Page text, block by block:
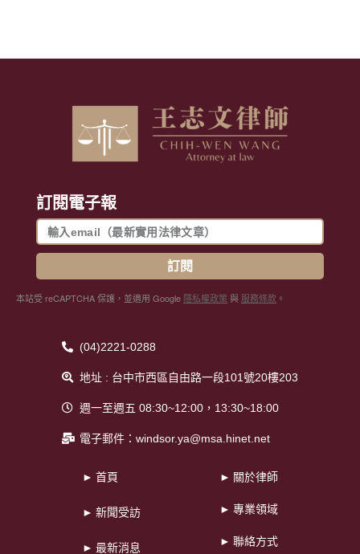
訂閱電子報
訂閱
本站受 reCAPTCHA 保護，並適用 Google 隱私權政策與 服務條款 。
(04)2221-0288
地址 : 台中市西區自由路一段101號20樓203
週一至週五 08:30~12:00，13:30~18:00
電子郵件：windsor.ya@msa.hinet.net
► 首頁
► 新聞受訪
► 最新消息
► 關於律師
► 專業領域
► 聯絡方式